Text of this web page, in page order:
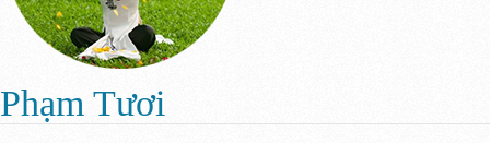
Phạm Tươi